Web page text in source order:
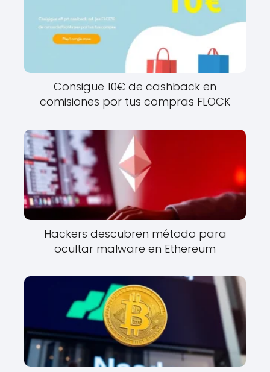
Consigue 10€ de cashback en
comisiones por tus compras FLOCK
Hackers descubren método para
ocultar malware en Ethereum